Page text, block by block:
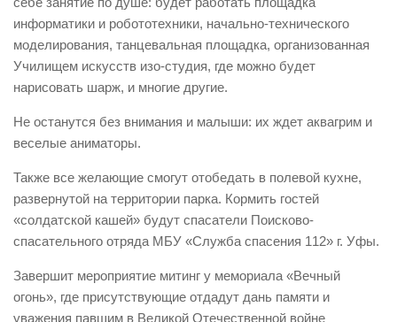
информатики и робототехники, начально-технического
моделирования, танцевальная площадка, организованная
Училищем искусств изо-студия, где можно будет
нарисовать шарж, и многие другие.
Не останутся без внимания и малыши: их ждет аквагрим и
веселые аниматоры.
Также все желающие смогут отобедать в полевой кухне,
развернутой на территории парка. Кормить гостей
«солдатской кашей» будут спасатели Поисково-
спасательного отряда МБУ «Служба спасения 112» г. Уфы.
Завершит мероприятие митинг у мемориала «Вечный
огонь», где присутствующие отдадут дань памяти и
уважения павшим в Великой Отечественной войне